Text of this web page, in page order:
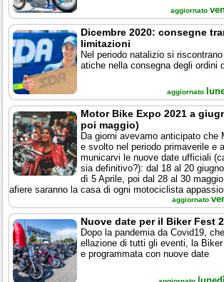
aggiornato
Dicembre 2020: consegne
limitazioni
Nel periodo natalizio si
atiche nella consegna degli ordini
aggiornato
Motor Bike Expo 2021 a
poi maggio)
Da giorni avevamo anticipato che
e svolto nel periodo primaverile e
municarvi le nuove date ufficiali
sia definitivo?): dal 18 al 20
dì 5 Aprile, poi dal 28 al 30
afiere saranno la casa di ogni motociclista
aggiornato
Nuove date per il Biker Fest
Dopo la pandemia da Covid19,
ellazione di tutti gli eventi, la
e programmata con nuove date